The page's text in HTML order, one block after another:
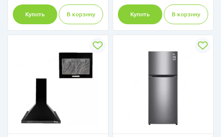
Купить В корзину Купить В корзину